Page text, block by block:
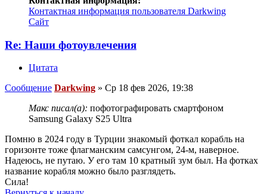
Контактная информация пользователя Darkwing
Сайт
Re: Наши фотоувлечения
Цитата
Сообщение Darkwing » Ср 18 фев 2026, 19:38
Макс писал(а): пофотографировать смартфоном
Samsung Galaxy S25 Ultra
Помню в 2024 году в Турции знакомый фоткал корабль на
горизонте тоже флагманским самсунгом, 24-м, наверное.
Надеюсь, не путаю. У его там 10 кратный зум был. На фотках
название корабля можно было разглядеть.
Сила!